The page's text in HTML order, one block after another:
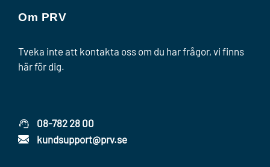
Om PRV
Tveka inte att kontakta oss om du har frågor, vi finns
här för dig.
08-782 28 00
kundsupport@prv.se